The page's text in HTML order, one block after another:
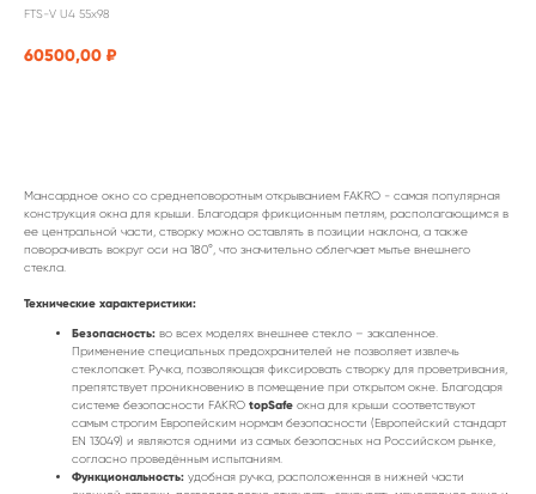
FTS-V U4 55x98
60500,00 ₽
Мансардное окно со среднеповоротным открыванием FAKRO - самая популярная
конструкция окна для крыши. Благодаря фрикционным петлям, располагающимся в
ее центральной части, створку можно оставлять в позиции наклона, а также
поворачивать вокруг оси на 180°, что значительно облегчает мытье внешнего
стекла.
Технические характеристики:
Безопасность: во всех моделях внешнее стекло – закаленное.
Применение специальных предохранителей не позволяет извлечь
стеклопакет. Ручка, позволяющая фиксировать створку для проветривания,
препятствует проникновению в помещение при открытом окне. Благодаря
системе безопасности FAKRO topSafe окна для крыши соответствуют
самым строгим Европейским нормам безопасности (Европейский стандарт
EN 13049) и являются одними из самых безопасных на Российском рынке,
согласно проведённым испытаниям.
Функциональность: удобная ручка, расположенная в нижней части